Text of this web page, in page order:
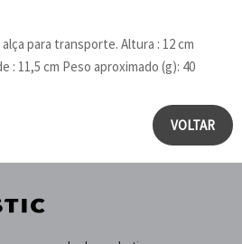
para transporte. Altura : 12 cm
: 11,5 cm Peso aproximado (g): 40
VOLTAR